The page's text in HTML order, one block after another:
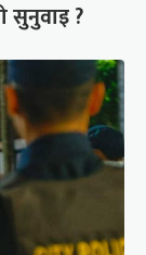
सुनुवाइ ?